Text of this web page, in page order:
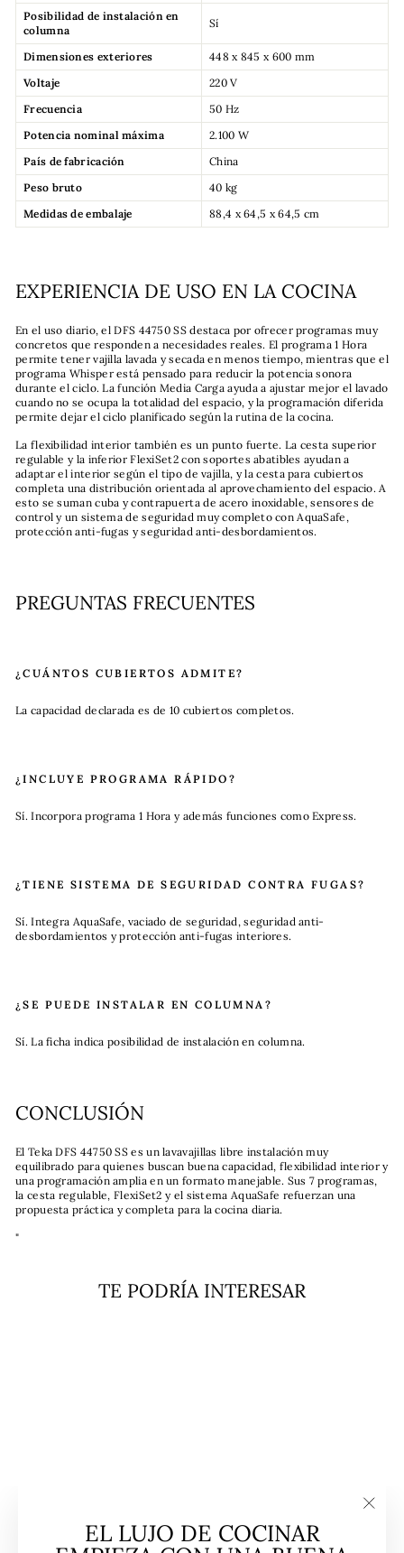
EL LUJO DE COCINAR
Posibilidad de instalación en
columna
Sí
Dimensiones exteriores
448 x 845 x 600 mm
Voltaje
220 V
Frecuencia
50 Hz
Potencia nominal máxima
2.100 W
País de fabricación
China
Peso bruto
40 kg
Medidas de embalaje
88,4 x 64,5 x 64,5 cm
EXPERIENCIA DE USO EN LA COCINA
En el uso diario, el DFS 44750 SS destaca por ofrecer programas muy
concretos que responden a necesidades reales. El programa 1 Hora
permite tener vajilla lavada y secada en menos tiempo, mientras que el
programa Whisper está pensado para reducir la potencia sonora
durante el ciclo. La función Media Carga ayuda a ajustar mejor el lavado
cuando no se ocupa la totalidad del espacio, y la programación diferida
permite dejar el ciclo planificado según la rutina de la cocina.
La flexibilidad interior también es un punto fuerte. La cesta superior
regulable y la inferior FlexiSet2 con soportes abatibles ayudan a
adaptar el interior según el tipo de vajilla, y la cesta para cubiertos
completa una distribución orientada al aprovechamiento del espacio. A
esto se suman cuba y contrapuerta de acero inoxidable, sensores de
control y un sistema de seguridad muy completo con AquaSafe,
protección anti-fugas y seguridad anti-desbordamientos.
PREGUNTAS FRECUENTES
¿CUÁNTOS CUBIERTOS ADMITE?
La capacidad declarada es de 10 cubiertos completos.
¿INCLUYE PROGRAMA RÁPIDO?
Sí. Incorpora programa 1 Hora y además funciones como Express.
¿TIENE SISTEMA DE SEGURIDAD CONTRA FUGAS?
Sí. Integra AquaSafe, vaciado de seguridad, seguridad anti-
desbordamientos y protección anti-fugas interiores.
¿SE PUEDE INSTALAR EN COLUMNA?
Sí. La ficha indica posibilidad de instalación en columna.
CONCLUSIÓN
El Teka DFS 44750 SS es un lavavajillas libre instalación muy
equilibrado para quienes buscan buena capacidad, flexibilidad interior y
una programación amplia en un formato manejable. Sus 7 programas,
la cesta regulable, FlexiSet2 y el sistema AquaSafe refuerzan una
propuesta práctica y completa para la cocina diaria.
"
TE PODRÍA INTERESAR
habitual
Precio
de
$349.990
Ahorrar 27%